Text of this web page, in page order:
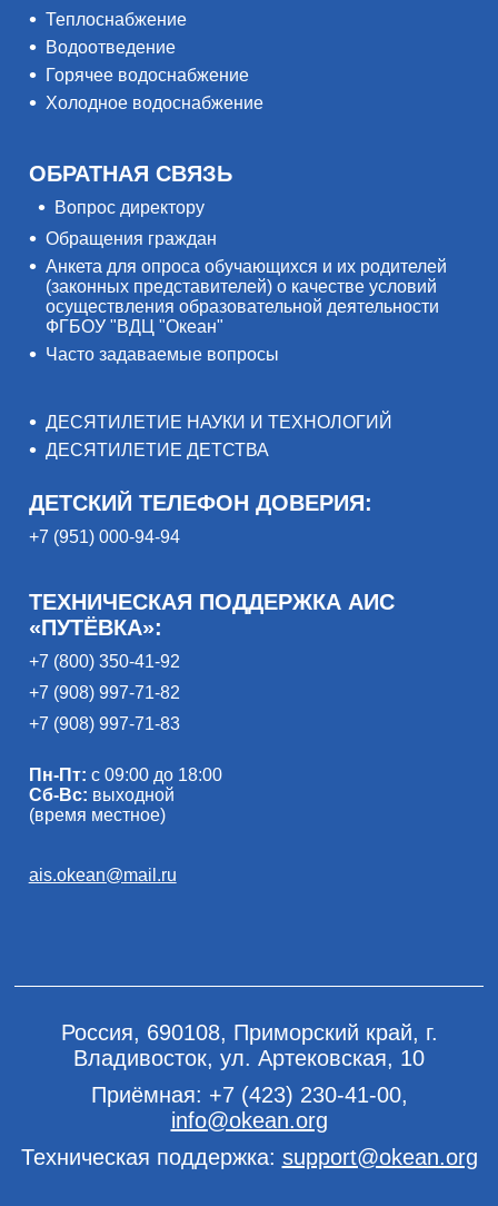
Теплоснабжение
Водоотведение
Горячее водоснабжение
Холодное водоснабжение
ОБРАТНАЯ СВЯЗЬ
Вопрос директору
Обращения граждан
Анкета для опроса обучающихся и их родителей
(законных представителей) о качестве условий
осуществления образовательной деятельности
ФГБОУ "ВДЦ "Океан"
Часто задаваемые вопросы
ДЕСЯТИЛЕТИЕ НАУКИ И ТЕХНОЛОГИЙ
ДЕСЯТИЛЕТИЕ ДЕТСТВА
ДЕТСКИЙ ТЕЛЕФОН ДОВЕРИЯ:
+7 (951) 000-94-94
ТЕХНИЧЕСКАЯ ПОДДЕРЖКА АИС
«ПУТЁВКА»:
+7 (800) 350-41-92
+7 (908) 997-71-82
+7 (908) 997-71-83
Пн-Пт: с 09:00 до 18:00
Сб-Вс: выходной
(время местное)
ais.okean@mail.ru
Россия, 690108, Приморский край, г.
Владивосток, ул. Артековская, 10
Приёмная: +7 (423) 230-41-00,
info@okean.org
Техническая поддержка: support@okean.org